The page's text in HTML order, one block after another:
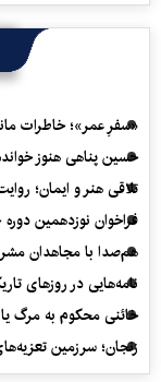
«سفرِ عمر»؛ خاطرات
حسین پناهی هنوز
تلاقی هنر و ایمان؛
فراخوان نوزدهمین
هم‌صدا با مجاهدان
نامه‌هایی در روزهای
خائنی محکوم به مرگ
زنجان؛ سرزمین